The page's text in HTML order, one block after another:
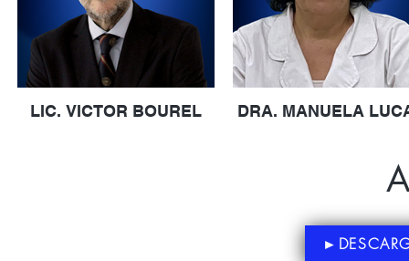
LIC. VICTOR BOUREL DRA. MANUELA